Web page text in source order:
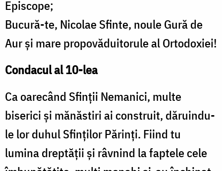
Episcope;
Bucură-te, Nicolae Sfinte, noule Gură de
Aur şi mare propovăduitorule al Ortodoxiei!
Condacul al 10-lea
Ca oarecând Sfinţii Nemanici, multe
biserici şi mănăstiri ai construit, dăruindu-
le lor duhul Sfinţilor Părinţi. Fiind tu
lumina dreptăţii şi râvnind la faptele cele